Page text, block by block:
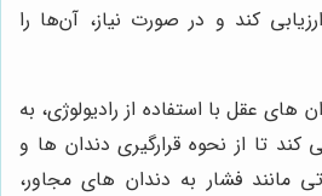
کند و در صورت نیاز، آن‌ها را
عقل با استفاده از رادیولوژی، به
تا از نحوه قرارگیری دندان ها و
مانند فشار به دندان های مجاور،